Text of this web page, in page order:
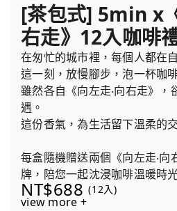
[茶包式] 5min x
右走》12入咖啡
在匆忙的城市裡，每個人都在
這一刻，放慢腳步，泡一杯咖
雖然各自《向左走‧向右走》，
遇。
這份香氣，為生活留下溫柔的
每盒隨機贈送兩個《向左走‧向
牌，陪您一起沈浸咖啡溫暖時
NT$688 (12入)
view more +